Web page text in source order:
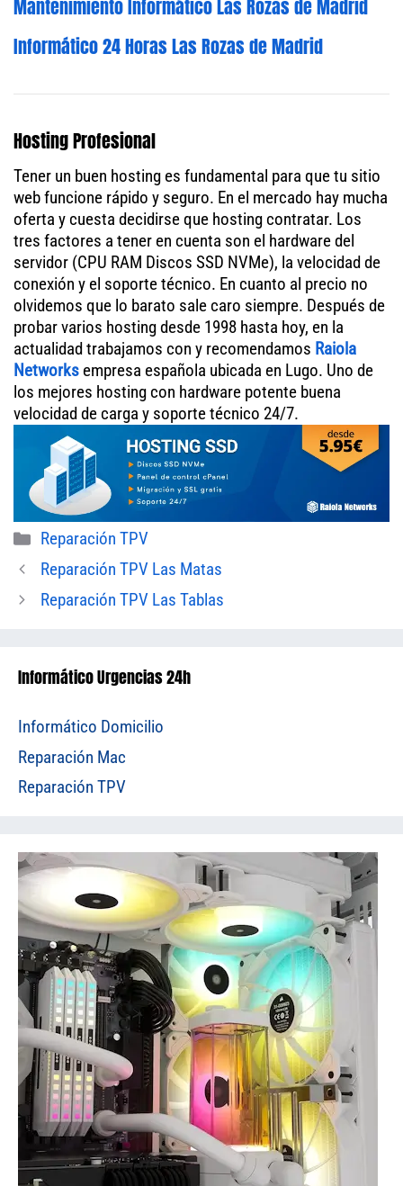
Mantenimiento Informático Las Rozas de Madrid
Informático 24 Horas Las Rozas de Madrid
Hosting Profesional
Tener un buen hosting es fundamental para que tu sitio
web funcione rápido y seguro. En el mercado hay mucha
oferta y cuesta decidirse que hosting contratar. Los
tres factores a tener en cuenta son el hardware del
servidor (CPU RAM Discos SSD NVMe), la velocidad de
conexión y el soporte técnico. En cuanto al precio no
olvidemos que lo barato sale caro siempre. Después de
probar varios hosting desde 1998 hasta hoy, en la
actualidad trabajamos con y recomendamos Raiola
Networks empresa española ubicada en Lugo. Uno de
los mejores hosting con hardware potente buena
velocidad de carga y soporte técnico 24/7.
Categorías
Reparación TPV
Reparación TPV Las Matas
Reparación TPV Las Tablas
Informático Urgencias 24h
Informático Domicilio
Reparación Mac
Reparación TPV